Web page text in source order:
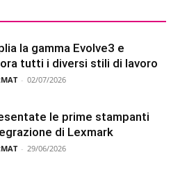
la gamma Evolve3 e
tutti i diversi stili di lavoro
- 02/07/2026
le prime stampanti
di Lexmark
- 29/06/2026